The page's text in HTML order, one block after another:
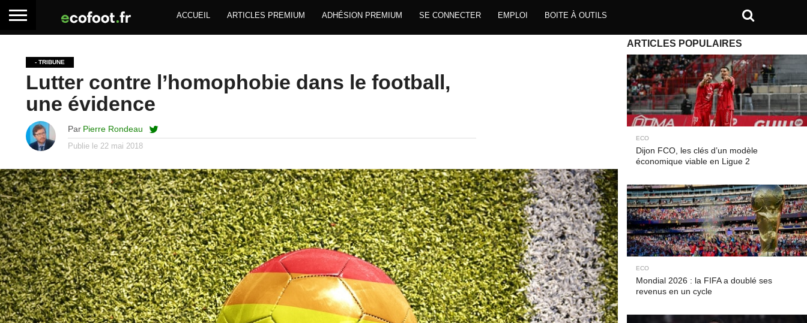
ACCUEIL ARTICLES PREMIUM ADHÉSION PREMIUM SE CONNECTER EMPLOI BOITE À OUTILS
- TRIBUNE
Lutter contre l’homophobie dans le football,
une évidence
Par Pierre Rondeau
Publie le 22 mai 2018
ARTICLES POPULAIRES
ECO
Dijon FCO, les clés d’un modèle
économique viable en Ligue 2
ECO
Mondial 2026 : la FIFA a doublé ses
revenus en un cycle